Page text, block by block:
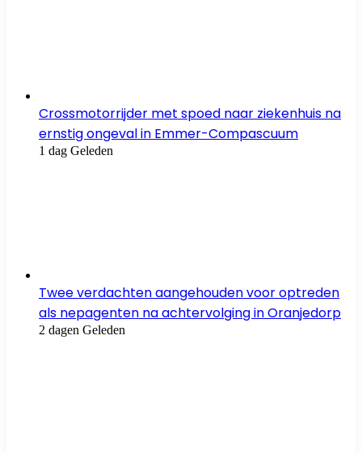
Crossmotorrijder met spoed naar ziekenhuis na
ernstig ongeval in Emmer-Compascuum
1 dag Geleden
Twee verdachten aangehouden voor optreden
als nepagenten na achtervolging in Oranjedorp
2 dagen Geleden